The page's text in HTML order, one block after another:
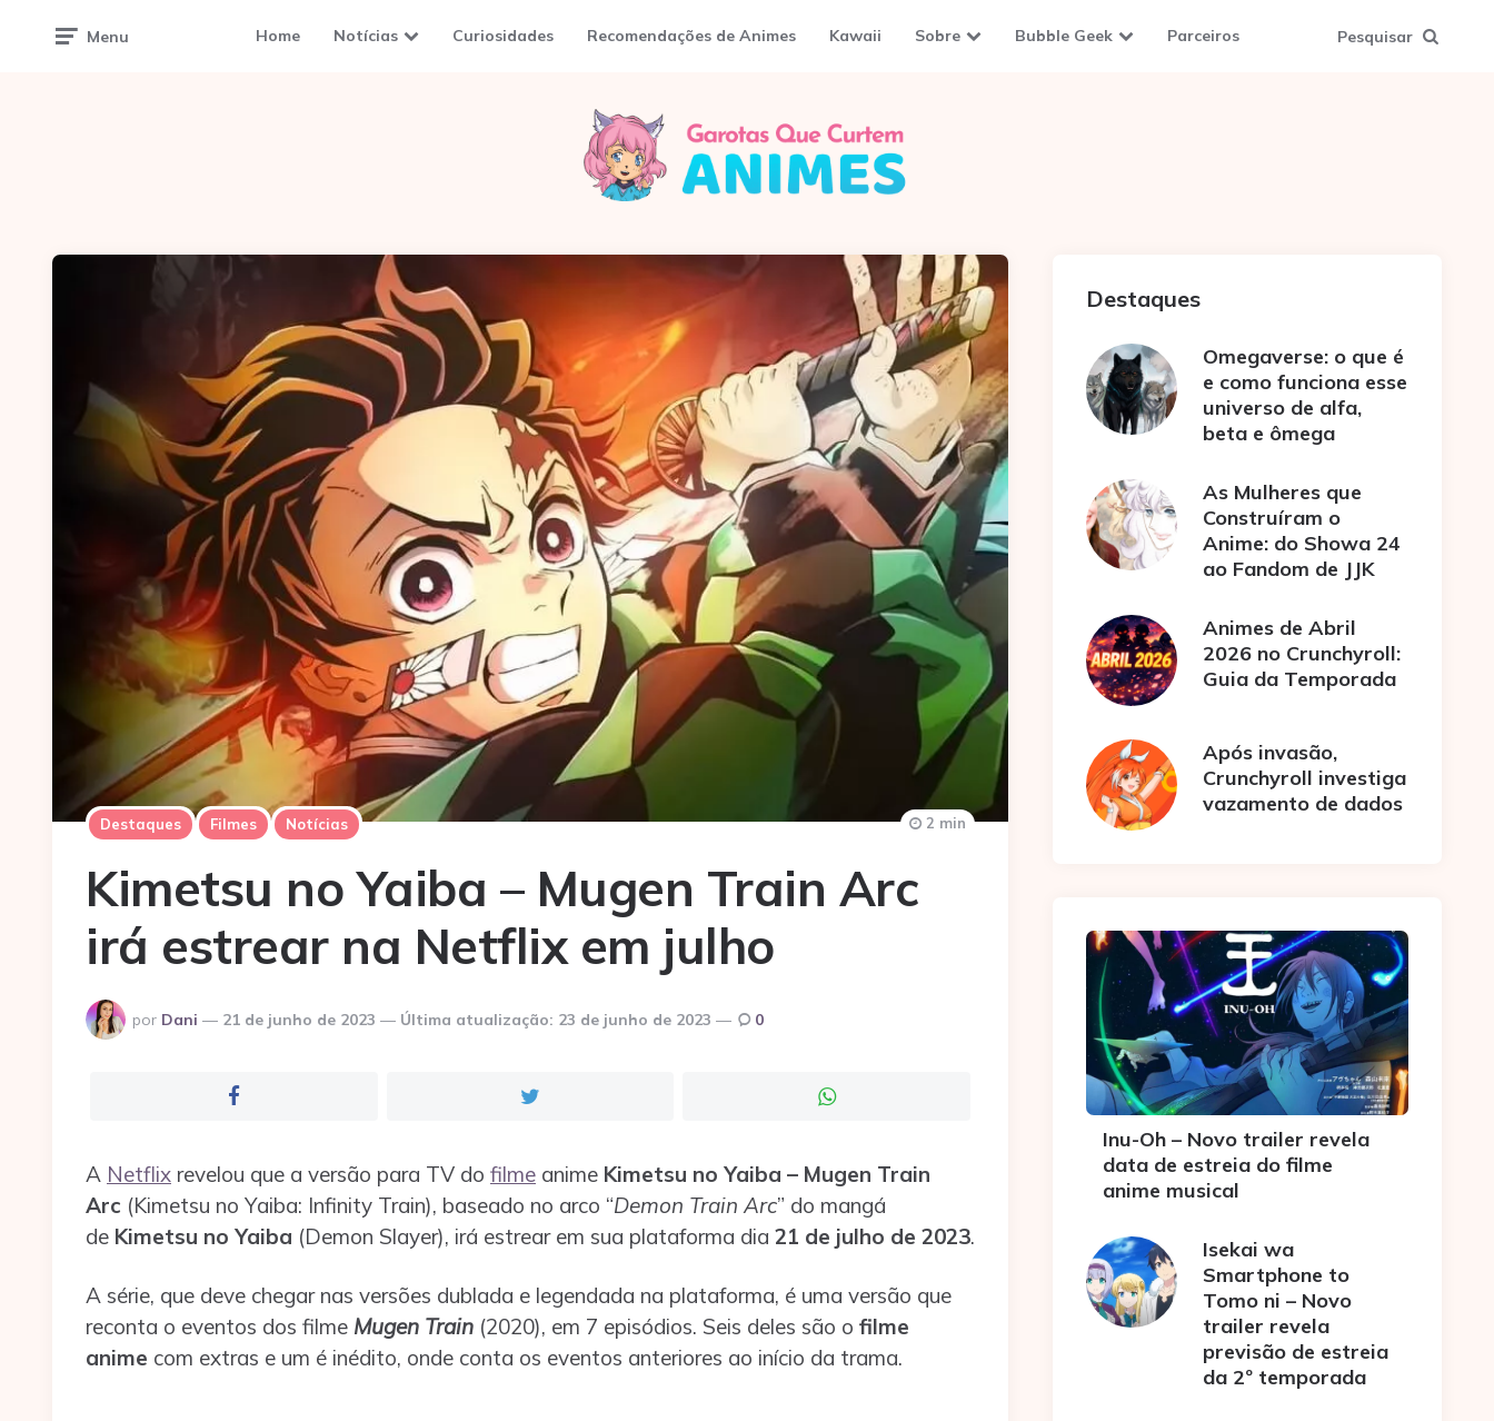
Menu Home Notícias Curiosidades Recomendações de Animes Kawaii Sobre Bubble Geek Parceiros Pesquisar
Destaques Filmes Notícias
Kimetsu no Yaiba – Mugen Train Arc
irá estrear na Netflix em julho
Postado
por
por Dani 21 de junho de 2023 Última atualização: 23 de junho de 2023 0
2 min
A Netflix revelou que a versão para TV do filme anime Kimetsu no Yaiba – Mugen Train
Arc (Kimetsu no Yaiba: Infinity Train), baseado no arco “Demon Train Arc” do mangá
de Kimetsu no Yaiba (Demon Slayer), irá estrear em sua plataforma dia 21 de julho de 2023.
A série, que deve chegar nas versões dublada e legendada na plataforma, é uma versão que
reconta o eventos dos filme Mugen Train (2020), em 7 episódios. Seis deles são o filme
anime com extras e um é inédito, onde conta os eventos anteriores ao início da trama.
Destaques
Omegaverse: o que é
e como funciona esse
universo de alfa,
beta e ômega
As Mulheres que
Construíram o
Anime: do Showa 24
ao Fandom de JJK
Animes de Abril
2026 no Crunchyroll:
Guia da Temporada
Após invasão,
Crunchyroll investiga
vazamento de dados
Inu-Oh – Novo trailer revela
data de estreia do filme
anime musical
Isekai wa
Smartphone to
Tomo ni – Novo
trailer revela
previsão de estreia
da 2º temporada